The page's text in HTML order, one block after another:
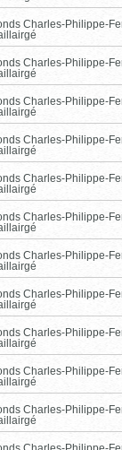
Charles-Philippe-
Charles-Philippe-
Charles-Philippe-
Charles-Philippe-
Charles-Philippe-
Charles-Philippe-
Charles-Philippe-
Charles-Philippe-
Charles-Philippe-
Charles-Philippe-
Charles-Philippe-